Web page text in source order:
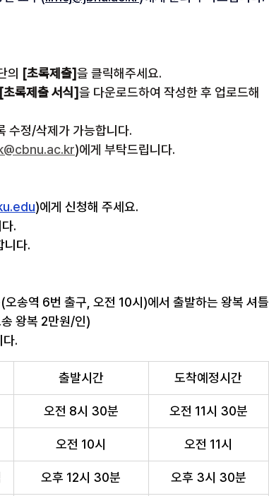
의 [초록제출]을 클릭해주세요.
[초록제출 서식]을 다운로드하여 작성한 후 업로드해
수정/삭제가 가능합니다.
)에게 부탁드립니다.
)에게 신청해 주세요.
.
니다.
송역 6번 출구, 오전 10시)에서 출발하는 왕복 셔틀
왕복 2만원/인)
다.
출발시간 도착예정시간
오전 8시 30분 오전 11시 30분
오전 10시 오전 11시
오후 12시 30분 오후 3시 30분